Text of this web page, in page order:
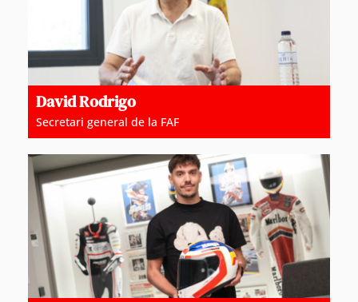
David Rodrigo
Secretari general de la FAF